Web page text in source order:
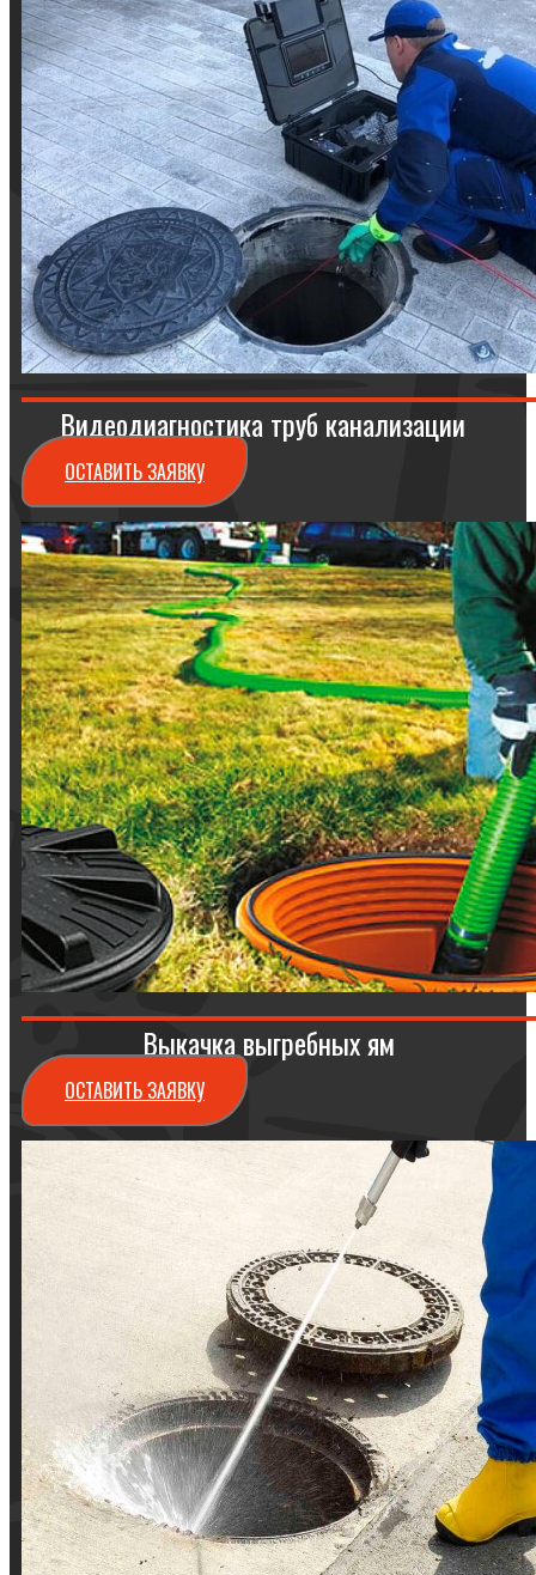
Видеодиагностика труб канализации
ОСТАВИТЬ ЗАЯВКУ
Выкачка выгребных ям
ОСТАВИТЬ ЗАЯВКУ